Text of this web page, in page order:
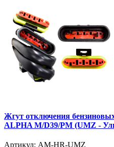
Жгут отключения
ALPHA M/D39/PM (UMZ -
Артикул: AM-HR-UMZ